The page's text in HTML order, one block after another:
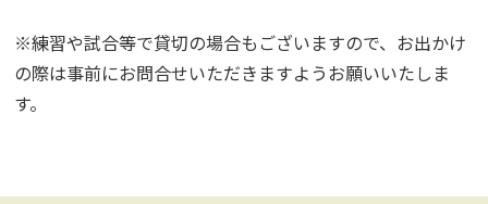
※練習や試合等で貸切の場合もございますので、お出かけ
の際は事前にお問合せいただきますようお願いいたしま
す。